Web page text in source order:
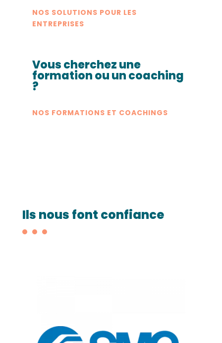
NOS SOLUTIONS POUR LES
ENTREPRISES
Vous cherchez une
formation ou un coaching
?
NOS FORMATIONS ET COACHINGS
Ils nous font confiance